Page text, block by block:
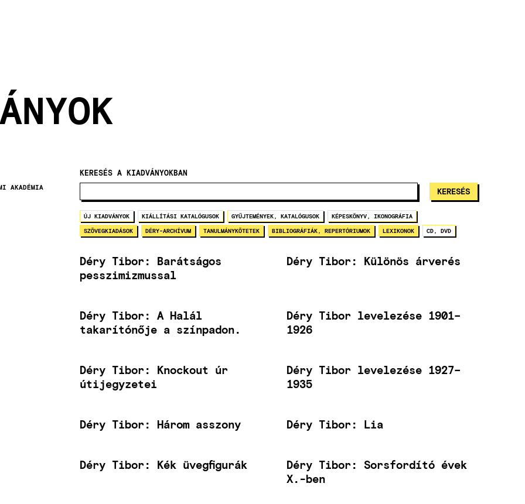
AKADÉMIA
KERESÉS A KIADVÁNYOKBAN
ÚJ KIADVÁNYOK KIÁLLÍTÁSI KATALÓGUSOK GYŰJTEMÉNYEK, KATALÓGUSOK KÉPESKÖNYV, IKONOGRÁFIA
SZÖVEGKIADÁSOK DÉRY-ARCHÍVUM TANULMÁNYKÖTETEK BIBLIOGRÁFIÁK, REPERTÓRIUMOK LEXIKONOK CD, DVD
Déry Tibor: Barátságos
pesszimizmussal
Déry Tibor: Különös árverés
Déry Tibor: A Halál
takarítónője a színpadon.
Déry Tibor levelezése 1901–
1926
Déry Tibor: Knockout úr
útijegyzetei
Déry Tibor levelezése 1927–
1935
Déry Tibor: Három asszony Déry Tibor: Lia
Déry Tibor: Kék üvegfigurák
Déry Tibor: Sorsfordító évek
X.-ben